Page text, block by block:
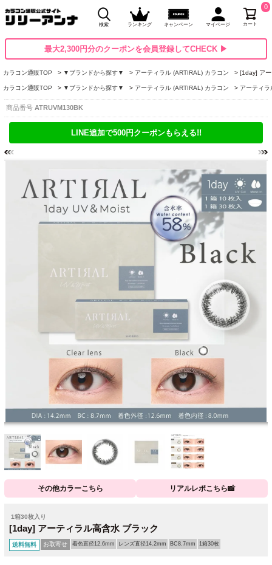
検索 ランキング キャンペーン マイページ カート
0
最大2,300円分のクーポンを会員登録してCHECK ▶
カラコン通販TOP ▼ブランドから探す▼ アーティラル (ARTIRAL) カラコン [1day] ア
カラコン通販TOP ▼ブランドから探す▼ アーティラル (ARTIRAL) カラコン アーティ
商品番号 ATRUVM130BK
LINE追加で500円クーポンもらえる!!
その他カラーこちら リアルレポこちら📸
1箱30枚入り
[1day] アーティラル高含水 ブラック
送料無料 お取寄せ 着色直径12.6mm レンズ直径14.2mm BC8.7mm 1箱30枚